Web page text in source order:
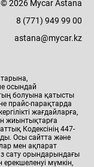
© 2026 Mycar Astana
8 (771) 949 99 00
astana@mycar.kz
осындай
болуына қатысты
прайс-парақтарда
жағдайларға,
жиынтықтарға
Кодексінің 447-
Осы сайтта және
мен ақпарат
сату орындарындағы
мүмкін,